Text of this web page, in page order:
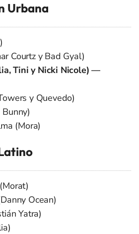
Urbana
Courtz y Bad Gyal)
Tini y Nicki Nicole) —
y Quevedo)
(Mora)
Ocean)
Yatra)